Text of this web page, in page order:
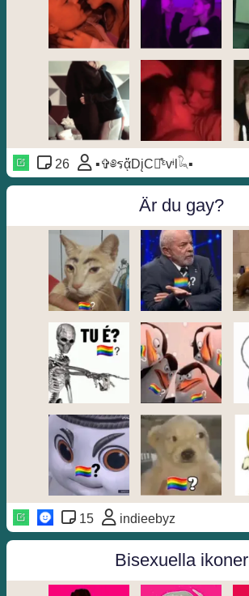
26 ▪️✞︎༅รᾄDįCꪖ̊ᵋvᶤl𓆗▪️
Är du gay?
15 indieebyz
Bisexuella ikoner